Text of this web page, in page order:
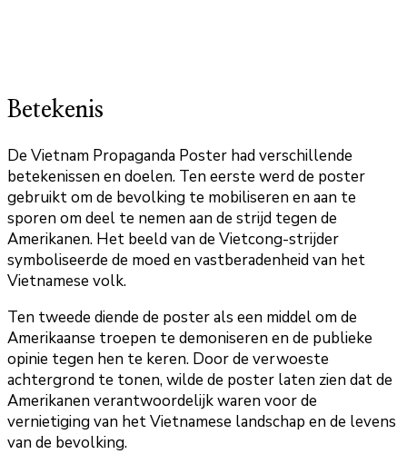
Betekenis
De Vietnam Propaganda Poster had verschillende
betekenissen en doelen. Ten eerste werd de poster
gebruikt om de bevolking te mobiliseren en aan te
sporen om deel te nemen aan de strijd tegen de
Amerikanen. Het beeld van de Vietcong-strijder
symboliseerde de moed en vastberadenheid van het
Vietnamese volk.
Ten tweede diende de poster als een middel om de
Amerikaanse troepen te demoniseren en de publieke
opinie tegen hen te keren. Door de verwoeste
achtergrond te tonen, wilde de poster laten zien dat de
Amerikanen verantwoordelijk waren voor de
vernietiging van het Vietnamese landschap en de levens
van de bevolking.